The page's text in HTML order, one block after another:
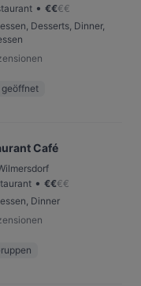
• €€€€
Desserts, Dinner,
geöffnet
Café
• €€€€
Dinner